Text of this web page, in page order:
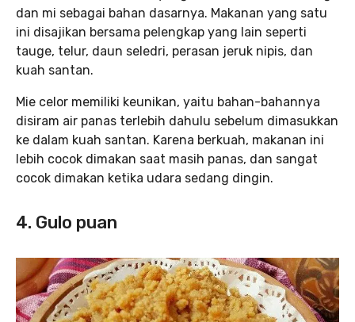
dan mi sebagai bahan dasarnya. Makanan yang satu
ini disajikan bersama pelengkap yang lain seperti
tauge, telur, daun seledri, perasan jeruk nipis, dan
kuah santan.
Mie celor memiliki keunikan, yaitu bahan-bahannya
disiram air panas terlebih dahulu sebelum dimasukkan
ke dalam kuah santan. Karena berkuah, makanan ini
lebih cocok dimakan saat masih panas, dan sangat
cocok dimakan ketika udara sedang dingin.
4. Gulo puan